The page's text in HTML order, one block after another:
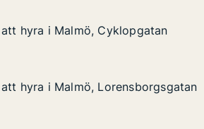
Cyklopgatan
hyra i Malmö, Cyklopgatan
hyra i Malmö, Cyklopgatan
Lorensborgsgatan
hyra i Malmö, Lorensborgsgatan
hyra i Malmö, Lorensborgsgatan